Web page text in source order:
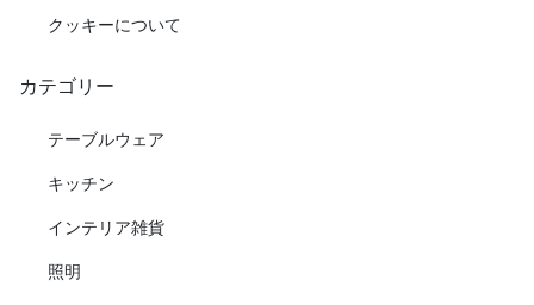
クッキーについて
カテゴリー
テーブルウェア
キッチン
インテリア雑貨
照明